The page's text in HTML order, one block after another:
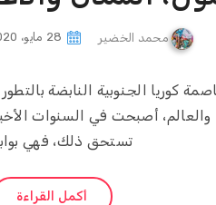
محمد الخضير 28 مايو، 2020
كوريا الجنوبية النابضة
أصبحت في السنوات
تستحق ذلك، فهي
أكمل القراءة